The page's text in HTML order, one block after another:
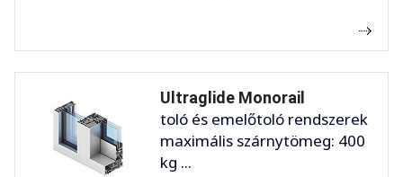
Ultraglide Monorail
toló és emelőtoló rendszerek
maximális szárnytömeg: 400
kg ...